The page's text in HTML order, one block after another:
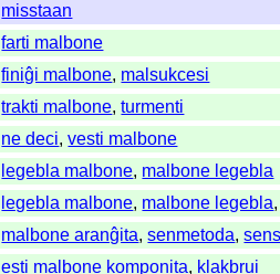
misstaan
farti malbone
finiĝi malbone, malsukcesi
trakti malbone,turmenti
ne deci,vesti malbone
legebla malbone, malbone legebla
legebla malbone, malbone legebla,
malbone aranĝita,senmetoda,
esti malbone komponita, klakbrui